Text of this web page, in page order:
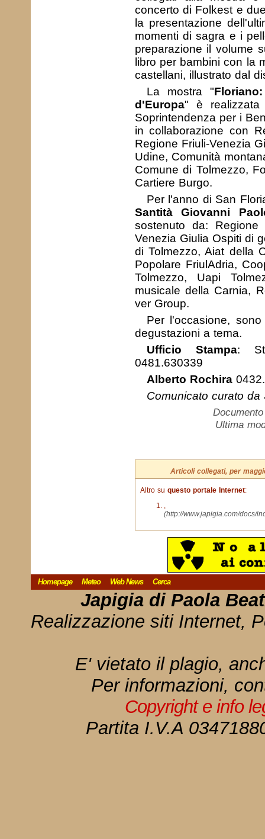
concerto di Folkest e
la presentazione
momenti di sagra e i
preparazione il volume
libro per bambini con la
castellani, illustrato dal
La mostra "
d'Europa" è realizzata
Soprintendenza per i
in collaborazione con
Regione Friuli-Venezia
Udine, Comunità
Comune di Tolmezzo,
Cartiere Burgo.
Per l'anno di San
Santità Giovanni
sostenuto da: Regione
Venezia Giulia Ospiti di
di Tolmezzo, Aiat della
Popolare FriulAdria,
Tolmezzo, Uapi
musicale della Carnia,
ver Group.
Per l'occasione,
degustazioni a tema.
Ufficio Stampa:
0481.630339
Alberto Rochira
Comunicato curato da
Ultima
Articoli collegati, per
Altro su questo portale Internet:
,
(http://www.japigia.com/docs/
Homepage Meteo Web News Cerca
Japigia di Paola
Realizzazione siti Internet,
E' vietato il plagio,
Per informazioni,
Copyright e info
Partita I.V.A